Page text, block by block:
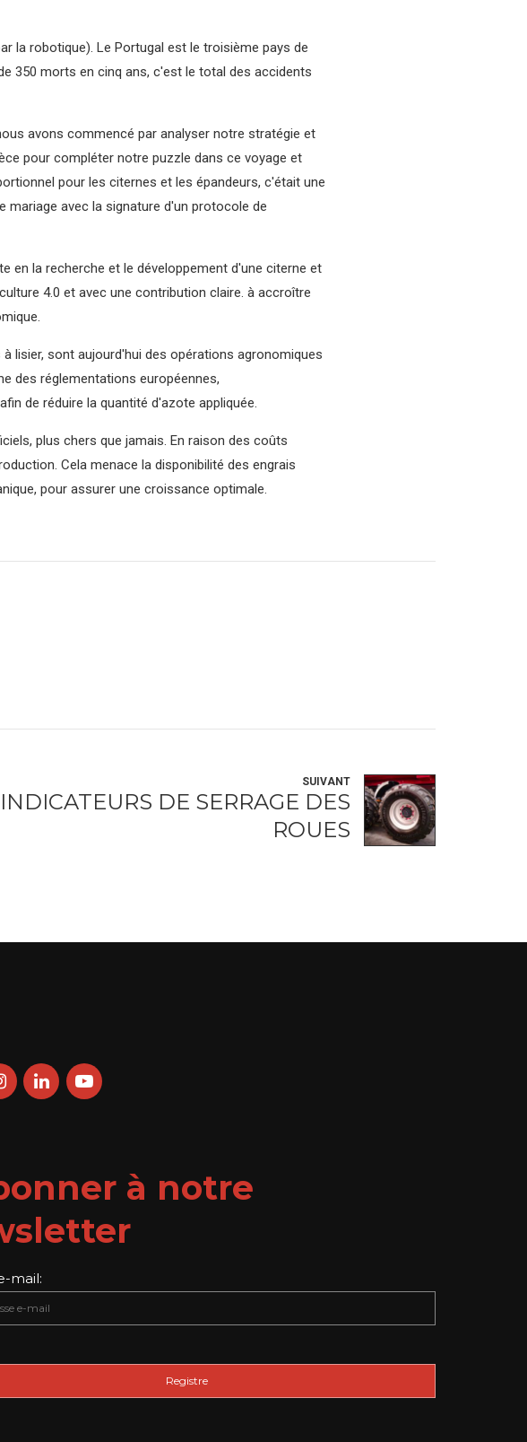
la robotique). Le Portugal est le troisième pays de
350 morts en cinq ans, c'est le total des accidents
avons commencé par analyser notre stratégie et
pour compléter notre puzzle dans ce voyage et
pour les citernes et les épandeurs, c'était une
mariage avec la signature d'un protocole de
en la recherche et le développement d'une citerne et
4.0 et avec une contribution claire. à accroître
lisier, sont aujourd'hui des opérations agronomiques
des réglementations européennes,
de réduire la quantité d'azote appliquée.
plus chers que jamais. En raison des coûts
Cela menace la disponibilité des engrais
pour assurer une croissance optimale.
SUIVANT
INDICATEURS DE SERRAGE DES
ROUES
à notre
mail: